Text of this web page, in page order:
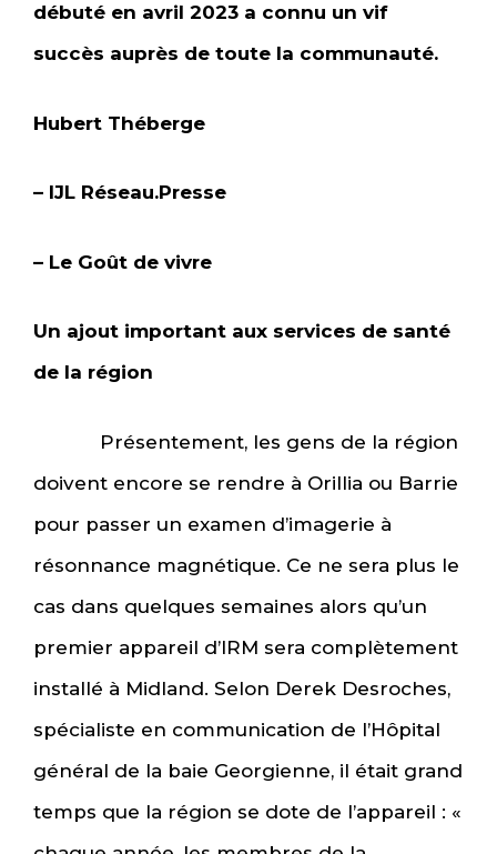
débuté en avril 2023 a connu un vif
succès auprès de toute la communauté.
Hubert Théberge
– IJL Réseau.Presse
– Le Goût de vivre
Un ajout important aux services de santé
de la région
Présentement, les gens de la région
doivent encore se rendre à Orillia ou Barrie
pour passer un examen d’imagerie à
résonnance magnétique. Ce ne sera plus le
cas dans quelques semaines alors qu’un
premier appareil d’IRM sera complètement
installé à Midland. Selon Derek Desroches,
spécialiste en communication de l’Hôpital
général de la baie Georgienne, il était grand
temps que la région se dote de l’appareil : «